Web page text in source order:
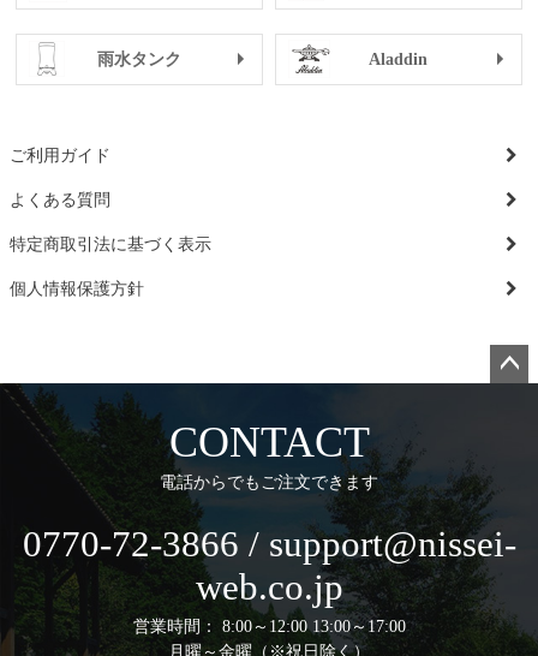
雨水タンク Aladdin
ご利用ガイド
よくある質問
特定商取引法に基づく表示
個人情報保護方針
CONTACT
電話からでもご注文できます
0770-72-3866 / support@nissei-
web.co.jp
営業時間： 8:00～12:00 13:00～17:00
月曜～金曜（※祝日除く）